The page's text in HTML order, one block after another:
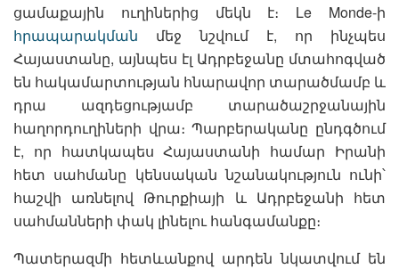
ցամաքային ուղիներից մեկն է։ Le Monde-ի
հրապարակման մեջ նշվում է, որ ինչպես
Հայաստանը, այնպես էլ Ադրբեջանը մտահոգված
են հակամարտության հնարավոր տարածմամբ և
դրա ազդեցությամբ տարածաշրջանային
հաղորդուղիների վրա։ Պարբերականը ընդգծում
է, որ հատկապես Հայաստանի համար Իրանի
հետ սահմանը կենսական նշանակություն ունի՝
հաշվի առնելով Թուրքիայի և Ադրբեջանի հետ
սահմանների փակ լինելու հանգամանքը։
Պատերազմի հետևանքով արդեն նկատվում են